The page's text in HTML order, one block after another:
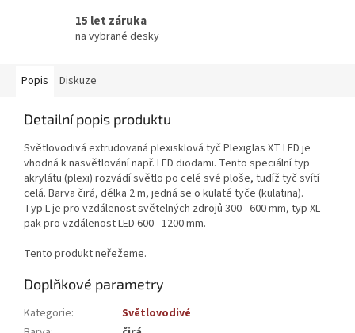
15 let záruka
na vybrané desky
Popis Diskuze
Detailní popis produktu
Světlovodivá extrudovaná plexisklová tyč Plexiglas XT LED je
vhodná k nasvětlování např. LED diodami. Tento speciální typ
akrylátu (plexi) rozvádí světlo po celé své ploše, tudíž tyč svítí
celá. Barva čirá, délka 2 m, jedná se o kulaté tyče (kulatina).
Typ L je pro vzdálenost světelných zdrojů 300 - 600 mm, typ XL
pak pro vzdálenost LED 600 - 1200 mm.
Tento produkt neřežeme.
Doplňkové parametry
Kategorie:
Světlovodivé